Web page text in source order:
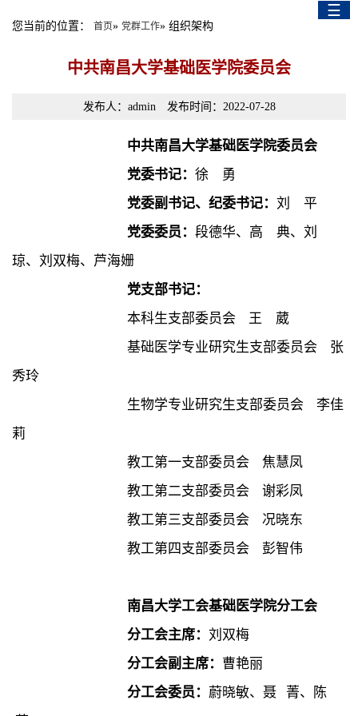
☰
您当前的位置： 首页» 党群工作» 组织架构
中共南昌大学基础医学院委员会
发布人：admin 发布时间：2022-07-28
中共南昌大学基础医学院委员会
党委书记： 徐 勇
党委副书记、纪委书记： 刘
平
党委委员： 段德华、高
典、刘
琼、刘双梅、芦海姗
党支部书记：
本科生支部委员会 王 葳
基础医学专业研究生支部委员会 张
秀玲
生物学专业研究生支部委员会 李佳
莉
教工第一支部委员会 焦慧凤
教工第二支部委员会 谢彩凤
教工第三支部委员会 况晓东
教工第四支部委员会 彭智伟
南昌大学工会基础医学院分工会
分工会主席： 刘双梅
分工会副主席： 曹艳丽
分工会委员： 蔚晓敏、聂 菁、陈